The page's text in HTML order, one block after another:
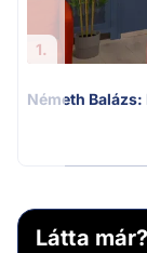
1.
Németh
Látta